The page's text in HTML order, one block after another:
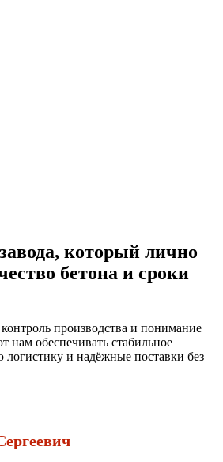
который лично
бетона и сроки
производства и понимание
нам обеспечивать стабильное
логистику и надёжные поставки без